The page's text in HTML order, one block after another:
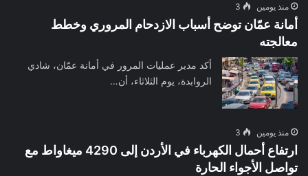
منذ يومين 3
أمانة عمّان توضح أسباب الازدحام المروري وخطط
معالجته
أكد مدير عمليات المرور في أمانة عمّان، شادي
الروابدة، يوم الثلاثاء، أن…
منذ يومين 3
ارتفاع أحمال الكهرباء في الأردن إلى 4290 ميغاواط مع
تواصل الأجواء الحارة